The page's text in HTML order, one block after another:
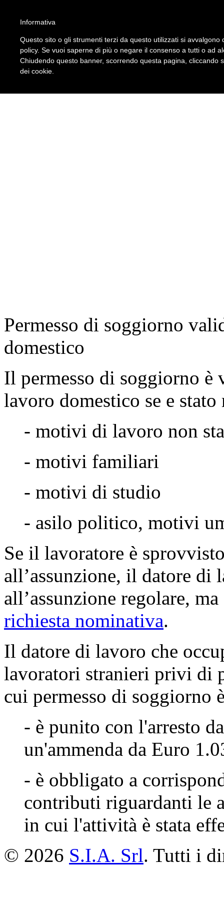
Per un corretto utilizzo del sito è necessario attivare gli script nel
Leggi qui le istruzioni su come fare.
S.I.A. Srl
Seguici su
Permesso di soggiorno
domestico
Il permesso di soggiorno
lavoro domestico se e
- motivi di lavoro non
- motivi familiari
- motivi di studio
- asilo politico, motivi
Se il lavoratore è
all’assunzione, il datore di
all’assunzione regolare,
richiesta nominativa.
Il datore di lavoro che
lavoratori stranieri privi di
cui permesso di soggiorno
- è punito con l'arresto
un'ammenda da Euro
- è obbligato a
contributi riguardanti le
in cui l'attività è stata
© 2026 S.I.A. Srl. Tutti i
Informativa
Questo sito o gli strumenti terzi da questo utilizzati si
policy. Se vuoi saperne di più o negare il consenso a tutti o ad
Chiudendo questo banner, scorrendo questa pagina, cliccando
dei cookie.